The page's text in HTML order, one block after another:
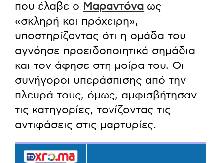
που έλαβε ο Μαραντόνα ως
«σκληρή και πρόχειρη»,
υποστηρίζοντας ότι η ομάδα του
αγνόησε προειδοποιητικά σημάδια
και τον άφησε στη μοίρα του. Οι
συνήγοροι υπεράσπισης από την
πλευρά τους, όμως, αμφισβήτησαν
τις κατηγορίες, τονίζοντας τις
αντιφάσεις στις μαρτυρίες.